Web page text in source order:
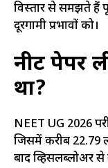
विस्तार से समझते हैं
दूरगामी प्रभावों को।
नीट पेपर
था?
NEET UG 2026
जिसमें करीब 22.79
बाद व्हिसलब्लोअर से